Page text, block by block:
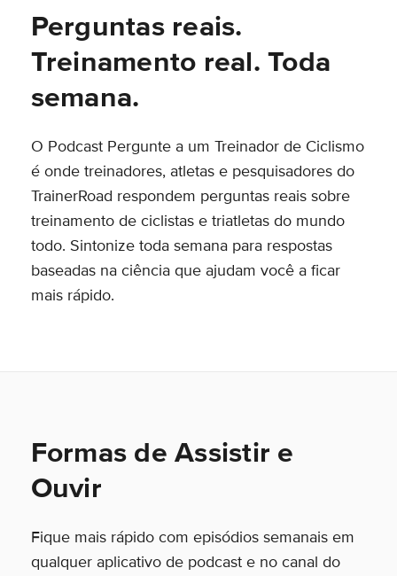
Perguntas reais.
Treinamento real. Toda
semana.
O Podcast Pergunte a um Treinador de Ciclismo
é onde treinadores, atletas e pesquisadores do
TrainerRoad respondem perguntas reais sobre
treinamento de ciclistas e triatletas do mundo
todo. Sintonize toda semana para respostas
baseadas na ciência que ajudam você a ficar
mais rápido.
Formas de Assistir e
Ouvir
Fique mais rápido com episódios semanais em
qualquer aplicativo de podcast e no canal do